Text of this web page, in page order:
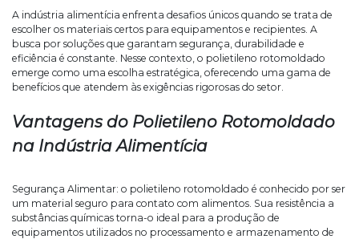
Uso
Estratégico
do
Polietileno
Rotomoldado
na
Alimentícia
A indústria alimentícia enfrenta desafios únicos quando se trata de
escolher os materiais certos para equipamentos e recipientes. A
busca por soluções que garantam segurança, durabilidade e
eficiência é constante. Nesse contexto, o polietileno rotomoldado
emerge como uma escolha estratégica, oferecendo uma gama de
benefícios que atendem às exigências rigorosas do setor.
Vantagens do Polietileno Rotomoldado
na Indústria Alimentícia
Segurança Alimentar: o polietileno rotomoldado é conhecido por ser
um material seguro para contato com alimentos. Sua resistência a
substâncias químicas torna-o ideal para a produção de
equipamentos utilizados no processamento e armazenamento de